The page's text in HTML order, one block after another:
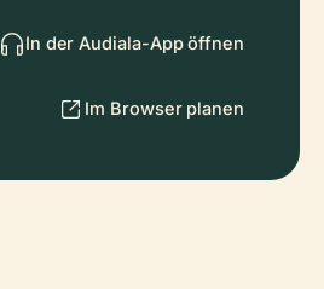
In der Audiala-App öffnen
Im Browser planen